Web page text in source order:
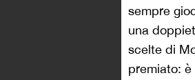
sempre
una
scelte di
premiato: